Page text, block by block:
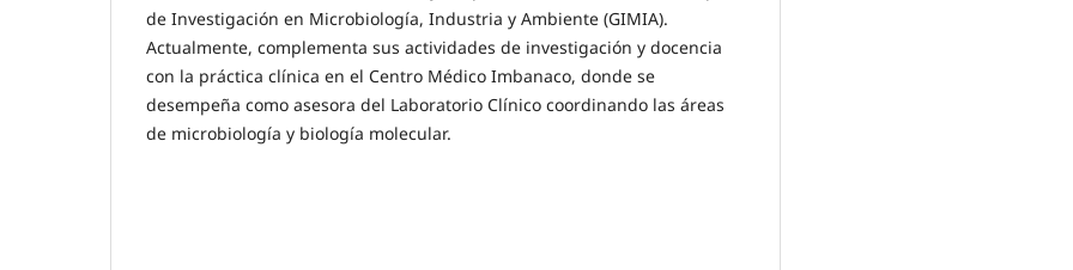
de Investigación en Microbiología, Industria y Ambiente (GIMIA).
Actualmente, complementa sus actividades de investigación y docencia
con la práctica clínica en el Centro Médico Imbanaco, donde se
desempeña como asesora del Laboratorio Clínico coordinando las áreas
de microbiología y biología molecular.